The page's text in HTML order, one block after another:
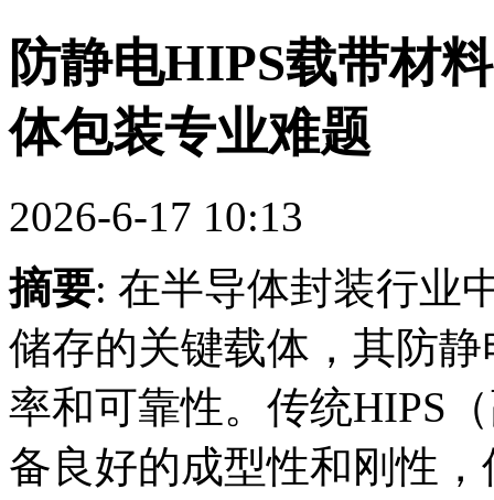
防静电HIPS载带材
体包装专业难题
2026-6-17 10:13
摘要: 在半导体封装行业
储存的关键载体，其防
率和可靠性。传统HIPS
备良好的成型性和刚性